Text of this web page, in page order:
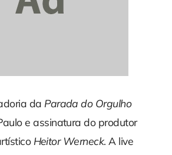
da Parada do Orgulho
e assinatura do produtor
Heitor Werneck. A live